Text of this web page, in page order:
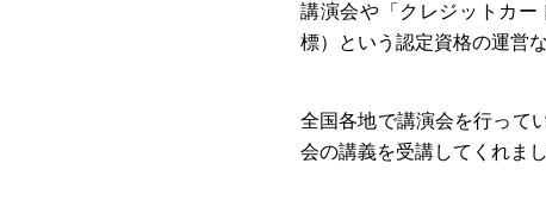
講演会や「クレジットカ
標）という認定資格の運営
全国各地で講演会を行って
会の講義を受講してくれまし